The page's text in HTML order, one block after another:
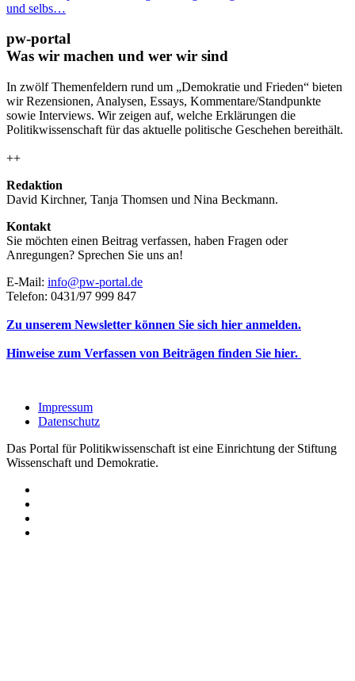
und selbs…
pw-portal
Was wir machen und wer wir sind
In zwölf Themenfeldern rund um „Demokratie und Frieden“ bieten
wir Rezensionen, Analysen, Essays, Kommentare/Standpunkte
sowie Interviews. Wir zeigen auf, welche Erklärungen die
Politikwissenschaft für das aktuelle politische Geschehen bereithält.
++
Redaktion
David Kirchner, Tanja Thomsen und Nina Beckmann.
Kontakt
Sie möchten einen Beitrag verfassen, haben Fragen oder
Anregungen? Sprechen Sie uns an!
E-Mail: info@pw-portal.de
Telefon: 0431/97 999 847
Zu unserem Newsletter können Sie sich hier anmelden.
Hinweise zum Verfassen von Beiträgen finden Sie hier.
Impressum
Datenschutz
Das Portal für Politikwissenschaft ist eine Einrichtung der Stiftung
Wissenschaft und Demokratie.